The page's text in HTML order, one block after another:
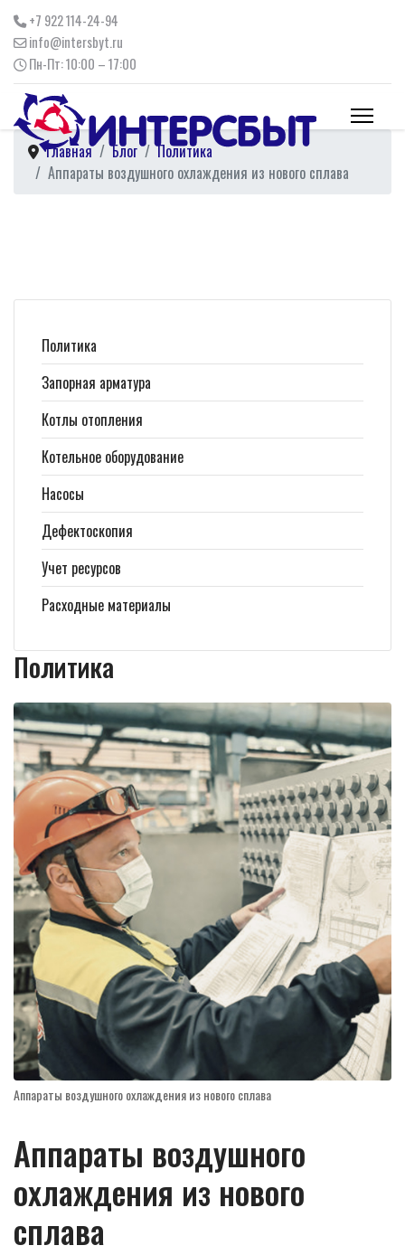
+7 922 114-24-94
info@intersbyt.ru
Пн-Пт: 10:00 – 17:00
Главная Блог
Политика
Аппараты воздушного охлаждения из нового сплава
Политика
Запорная арматура
Котлы отопления
Котельное оборудование
Насосы
Дефектоскопия
Учет ресурсов
Расходные материалы
Политика
Аппараты воздушного охлаждения из нового сплава
Аппараты воздушного
охлаждения из нового
сплава